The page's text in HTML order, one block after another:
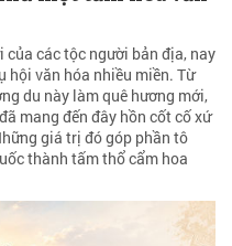
của các tộc người bản địa, nay
hội văn hóa nhiều miền. Từ
du này làm quê hương mới,
mang đến đây hồn cốt cố xứ
giá trị đó góp phần tô
thành tấm thổ cẩm hoa